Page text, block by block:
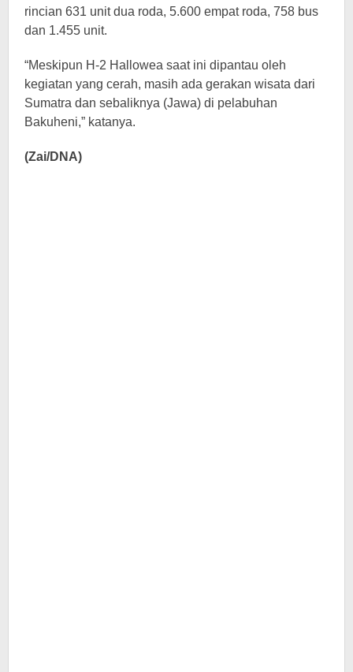
rincian 631 unit dua roda, 5.600 empat roda, 758 bus
dan 1.455 unit.
“Meskipun H-2 Hallowea saat ini dipantau oleh
kegiatan yang cerah, masih ada gerakan wisata dari
Sumatra dan sebaliknya (Jawa) di pelabuhan
Bakuheni,” katanya.
(Zai/DNA)